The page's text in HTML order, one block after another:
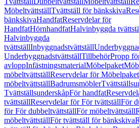
MöbeltvättställTvättställ för bänkskiva
bänkskivaHandfatReservdelar för
HandfatHörnhandfatHalvinbyggda
Halvinbyggda
tvättställInbyggnadstvättställ
UnderbyggnadstvättställTillbehörPropp
avloppInfästningsmaterialMöbelpaket
möbeltvättställReservdelar för
möbeltvättställBadrumsmöbler
TvättställsunderskåpFör handfat
tvättställReservdelar för För tvättställFör
för För dubbeltvättställFör möbeltvättställ
möbeltvättställFör tvättställ för bänkskiva